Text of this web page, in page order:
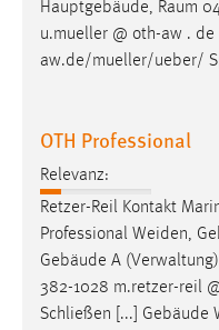
Hauptgebäude, Raum
u.mueller @ oth-aw .
aw.de/mueller/ueber/
OTH Professional
Relevanz:
Retzer-Reil Kontakt
Professional Weiden,
Gebäude A
382-1028 m.retzer-reil
Schließen [...] Gebäude
Login
Zweck:
Dieser Cookie ist
einloggen zu können.
Cookie Laufzeit:
24 Stunden